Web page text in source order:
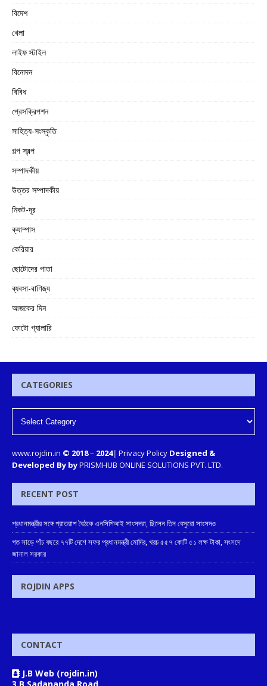
বিদেশ
খেলা
লাইফ স্টাইল
বিনোদন
বিবিধ
প্রেসক্রিপশন
সাহিত্য-সংস্কৃতি
গল্প স্বল্প
সম্পাদকীয়
উত্তর সম্পাদকীয়
নিকট-দূর
ক্যাম্পাস
কেরিয়ার
ছোটোদের পাতা
ব্যবসা-বাণিজ্য
আজকের দিন
ফোটো গ্যালারি
CATEGORIES
www.rojdin.in © 2018– 2024| Privacy Policy Designed &
Developed By byPRISMHUB ONLINE SOLUTIONS PVT. LTD.
RECENT POST
প্রধানমন্ত্রীর সঙ্গে প্রাতরাশ বৈঠকে এনসিপিআই সাংসদরা, ছিলেন তিন বেসুরো সাংসদও
গত সাড়ে পাঁচ বছরে ৭৭টি দেশে সফর প্রধানমন্ত্রী মোদির, খরচ ৫৫৭ কোটি ৫১ লক্ষ টাকা, সংসদে
জানাল সরকার
ROJDIN APPS
CONTACT
J.B Web (rojdin.in)